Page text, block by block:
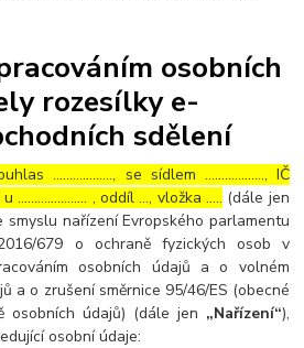
osobních
rozesílky e-
sdělení
……………..., se sídlem ………………, IČ
………………… , oddíl …, vložka ….. (dále jen
smyslu nařízení Evropského parlamentu
679 o ochraně fyzických osob v
osobních údajů a o volném
a o zrušení směrnice 95/46/ES (obecné
osobních údajů) (dále jen „Nařízení“),
osobní údaje: